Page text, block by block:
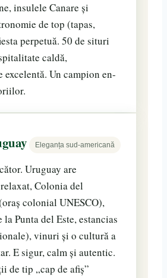
insulele Canare și
de top (tapas,
perpetuă. 50 de situri
caldă,
Un campion en-
Eleganța sud-americană
Uruguay are
Colonia del
colonial UNESCO),
Punta del Este, estancias
vinuri și o cultură a
E sigur, calm și autentic.
de tip „cap de afiș”